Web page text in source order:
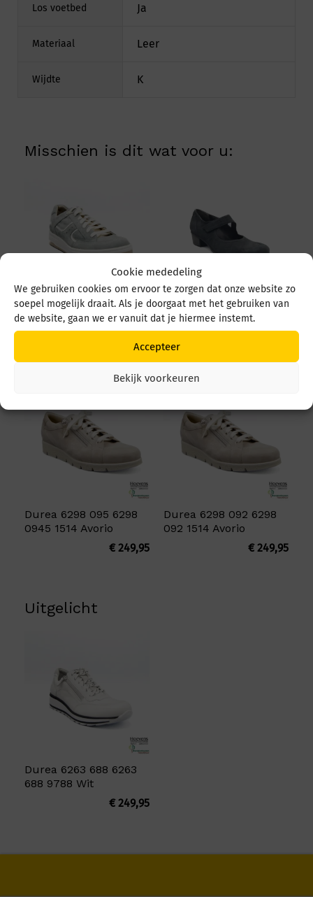
Cookie mededeling
We gebruiken cookies om ervoor te zorgen dat onze website zo
soepel mogelijk draait. Als je doorgaat met het gebruiken van
de website, gaan we er vanuit dat je hiermee instemt.
Accepteer
Bekijk voorkeuren
Los voetbed Ja
Materiaal Leer
Wijdte K
Misschien is dit wat voor u:
Durea 6299 684 6299
684 1526 L. Ocean/wit
259,95
Durea 5679 5679 035
4549 Zwart
Durea 6298 095 6298
0945 1514 Avorio
€249,95
Durea 6298 092 6298
092 1514 Avorio
€249,95
Uitgelicht
Durea 6263 688 6263
688 9788 Wit
€249,95